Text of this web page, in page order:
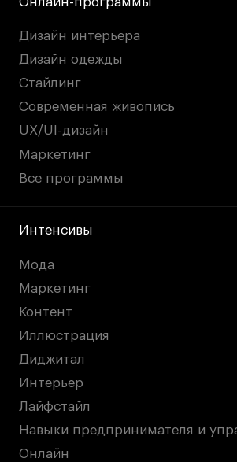
Войти в кампус
Получить сертификат
Дни открытых
дверей
Дни открытых
дверей
События
События
Истории успеха
Истории успеха
Работы студентов
Работы студентов
Universal University
Universal University
Дизайн интерьера
Дизайн одежды
Стайлинг
Современная живопись
UX/UI-дизайн
Маркетинг
Все программы
Интенсивы
Мода
Маркетинг
Контент
Иллюстрация
Диджитал
Интерьер
Лайфстайл
Навыки предпринимателя и
Онлайн